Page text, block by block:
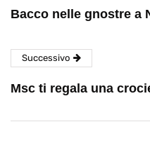
Bacco nelle gnostre a
Successivo
Msc ti regala una